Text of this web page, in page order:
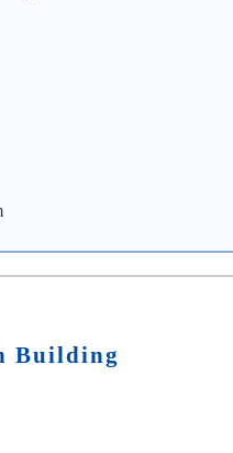
Building